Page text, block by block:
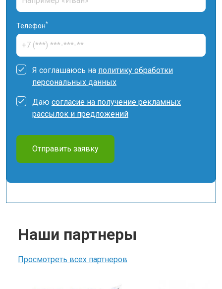
Телефон*
Я соглашаюсь на политику обработки
персональных данных
Даю согласие на получение рекламных
рассылок и предложений
Отправить заявку
Наши партнеры
Просмотреть всех партнеров